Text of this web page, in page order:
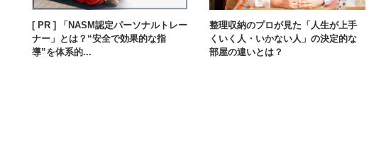
[ PR ] 「NASM認定パーソナルトレー
ナー」とは？“安全で効果的な指
導”を体系的...
整理収納のプロが見た「人生が上手
くいく人・いかない人」の決定的な
部屋の違いとは？